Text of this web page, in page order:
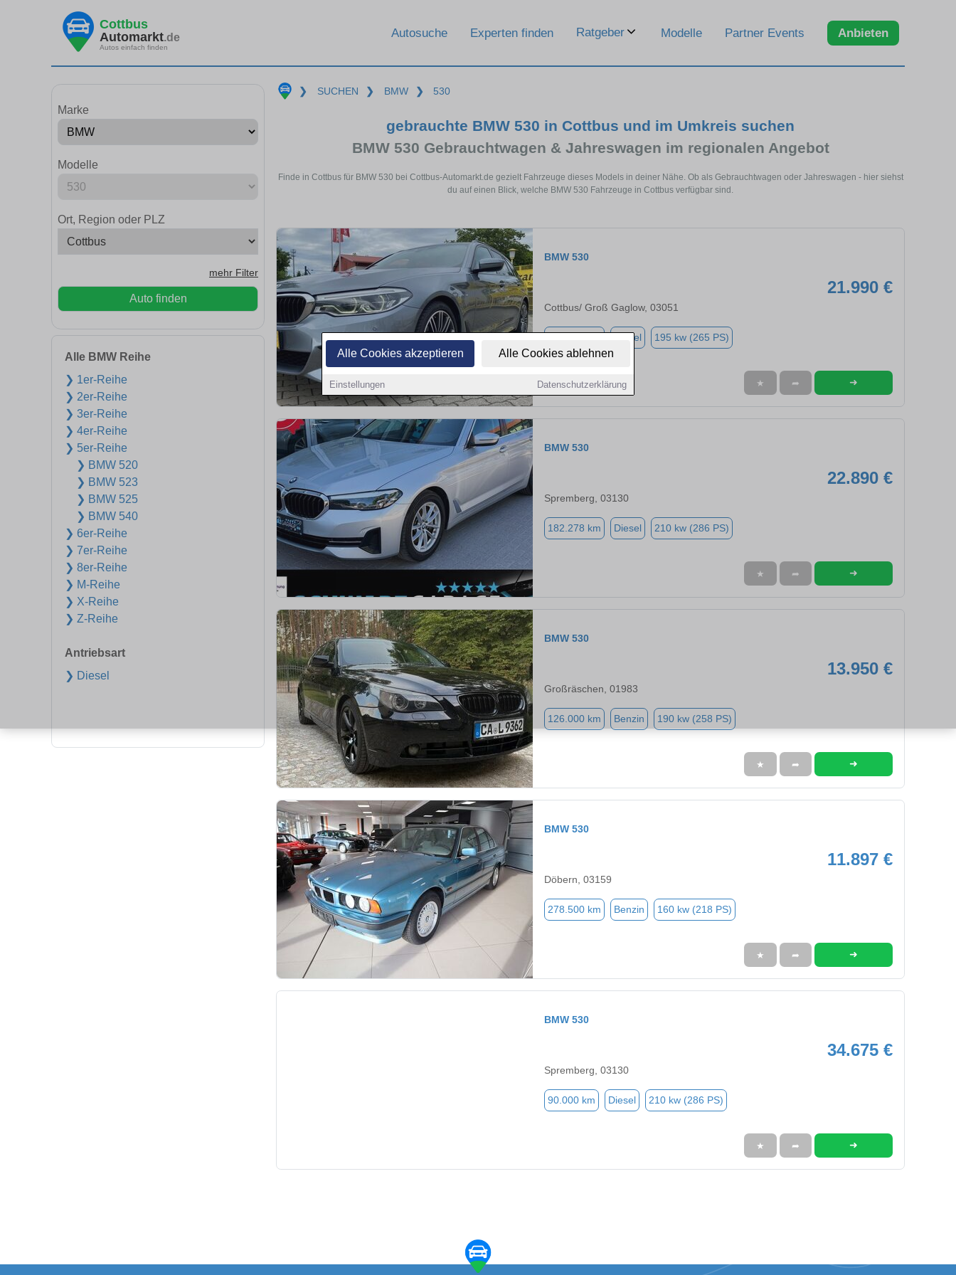
Alle Cookies akzeptieren Alle Cookies ablehnen
Einstellungen Datenschutzerklärung
Cottbus
Automarkt.de
Autos einfach finden
Autosuche Experten finden Ratgeber Modelle Partner Events Anbieten
Marke
Modelle
Ort, Region oder PLZ
mehr Filter
Auto finden
Alle BMW Reihe
❯ 1er-Reihe
❯ 2er-Reihe
❯ 3er-Reihe
❯ 4er-Reihe
❯ 5er-Reihe
❯ BMW 520
❯ BMW 523
❯ BMW 525
❯ BMW 540
❯ 6er-Reihe
❯ 7er-Reihe
❯ 8er-Reihe
❯ M-Reihe
❯ X-Reihe
❯ Z-Reihe
Antriebsart
❯ Diesel
❯ SUCHEN ❯ BMW ❯ 530
gebrauchte BMW 530 in Cottbus und im Umkreis suchen
BMW 530 Gebrauchtwagen & Jahreswagen im regionalen Angebot
Finde in Cottbus für BMW 530 bei Cottbus-Automarkt.de gezielt Fahrzeuge dieses Models in deiner Nähe. Ob als Gebrauchtwagen oder Jahreswagen - hier siehst
du auf einen Blick, welche BMW 530 Fahrzeuge in Cottbus verfügbar sind.
BMW 530
21.990 €
Cottbus/ Groß Gaglow, 03051
Diesel 195 kw (265 PS)
★ ➦ ➜
BMW 530
22.890 €
Spremberg, 03130
182.278 km Diesel 210 kw (286 PS)
★ ➦ ➜
BMW 530
13.950 €
Großräschen, 01983
126.000 km Benzin 190 kw (258 PS)
★ ➦ ➜
BMW 530
11.897 €
Döbern, 03159
278.500 km Benzin 160 kw (218 PS)
★ ➦ ➜
BMW 530
34.675 €
Spremberg, 03130
90.000 km Diesel 210 kw (286 PS)
★ ➦ ➜